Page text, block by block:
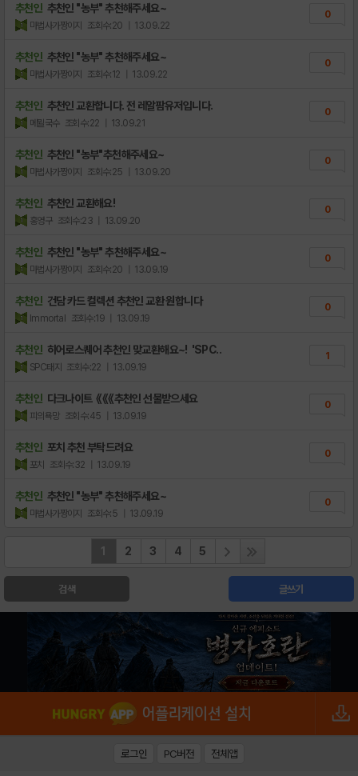
추천인 추천인 "농부" 추천해주세요~
마법사가짱이지 조회수:20 | 13.09.22
0
추천인 추천인 "농부" 추천해주세요~
마법사가짱이지 조회수:12 | 13.09.22
0
추천인 추천인 교환합니다. 전 레알팜유저입니다.
메뮐국수 조회수:22 | 13.09.21
0
추천인 추천인 "농부"추천해주세요~
마법사가짱이지 조회수:25 | 13.09.20
0
추천인 추천인 교환해요!
홍영구 조회수:23 | 13.09.20
0
추천인 추천인 "농부" 추천해주세요~
마법사가짱이지 조회수:20 | 13.09.19
0
추천인 건담 카드 컬렉션 추천인 교환 원합니다
Immortal 조회수:19 | 13.09.19
0
추천인 히어로스퀘어 추천인 맞교환해요~! 'SPC..
SPC태지 조회수:22 | 13.09.19
1
추천인 다크나이트 《《《추천인 선물받으세요
피의욕망 조회수:45 | 13.09.19
0
추천인 포치 추천 부탁드려요
포치 조회수:32 | 13.09.19
0
추천인 추천인 "농부" 추천해주세요~
마법사가짱이지 조회수:5 | 13.09.19
0
1 2 3 4 5
검색 글쓰기
로그인 PC버전 전체앱